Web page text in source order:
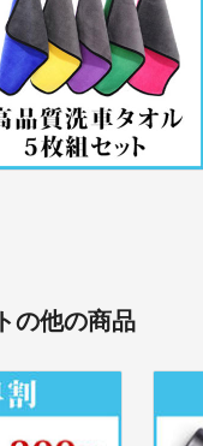
の他の商品